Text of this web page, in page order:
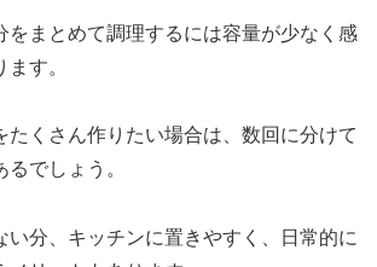
をまとめて調理するには容量が少なく感
す。
たくさん作りたい場合は、数回に分けて
でしょう。
い分、キッチンに置きやすく、日常的に